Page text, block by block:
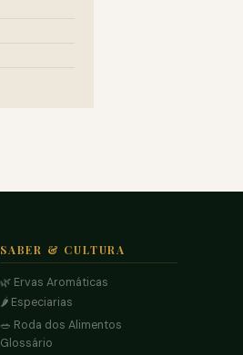
SABER & CULTURA
🌿 Ervas Aromáticas
🌶️ Especiarias
🥗 Roda dos Alimentos
Glossário